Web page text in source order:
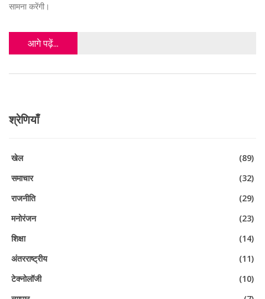
सामना करेंगी।
आगे पढ़ें...
श्रेणियाँ
खेल
(89)
समाचार
(32)
राजनीति
(29)
मनोरंजन
(23)
शिक्षा
(14)
अंतरराष्ट्रीय
(11)
टेक्नोलॉजी
(10)